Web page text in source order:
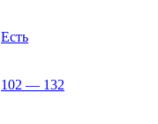
Есть
102 — 132